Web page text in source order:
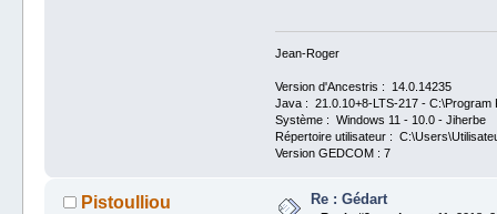
Jean-Roger
Version d'Ancestris : 14.0.14235
Java : 21.0.10+8-LTS-217 - C:\Program
Système : Windows 11 - 10.0 - Jiherbe
Répertoire utilisateur :
Version GEDCOM : 7
Pistoulliou Re : Gédart